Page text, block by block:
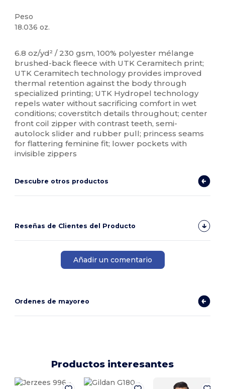
Peso
18.036 oz.
6.8 oz/yd² / 230 gsm, 100% polyester mélange
brushed-back fleece with UTK Ceramitech print;
UTK Ceramitech technology provides improved
thermal retention against the body through
specialized printing; UTK Hydropel technology
repels water without sacrificing comfort in wet
conditions; coverstitch details throughout; center
front coil zipper with contrast teeth, semi-
autolock slider and rubber pull; princess seams
for flattering feminine fit; lower pockets with
invisible zippers
Descubre otros productos
Reseñas de Clientes del Producto
Añadir un comentario
Ordenes de mayoreo
Productos interesantes